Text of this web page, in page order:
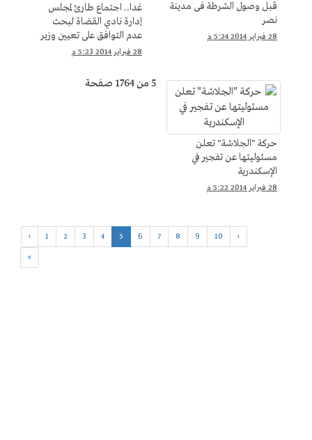
قبل وصول الشرطة فى مدينة
نصر
28 فبراير 2014 5:24 م
غدا.. اجتماع طارئ لمجلس
إدارة نادي القضاة لبحث
عدم التوافق على تعيين وزير
عدل
28 فبراير 2014 5:23 م
حركة "الجلاشة" تعلن
مسئوليتها عن تفجير في
الإسكندرية
28 فبراير 2014 5:22 م
5 من 1764 صفحة
‹ 1 2 3 4 5 6 7 8 9 10 ›
»